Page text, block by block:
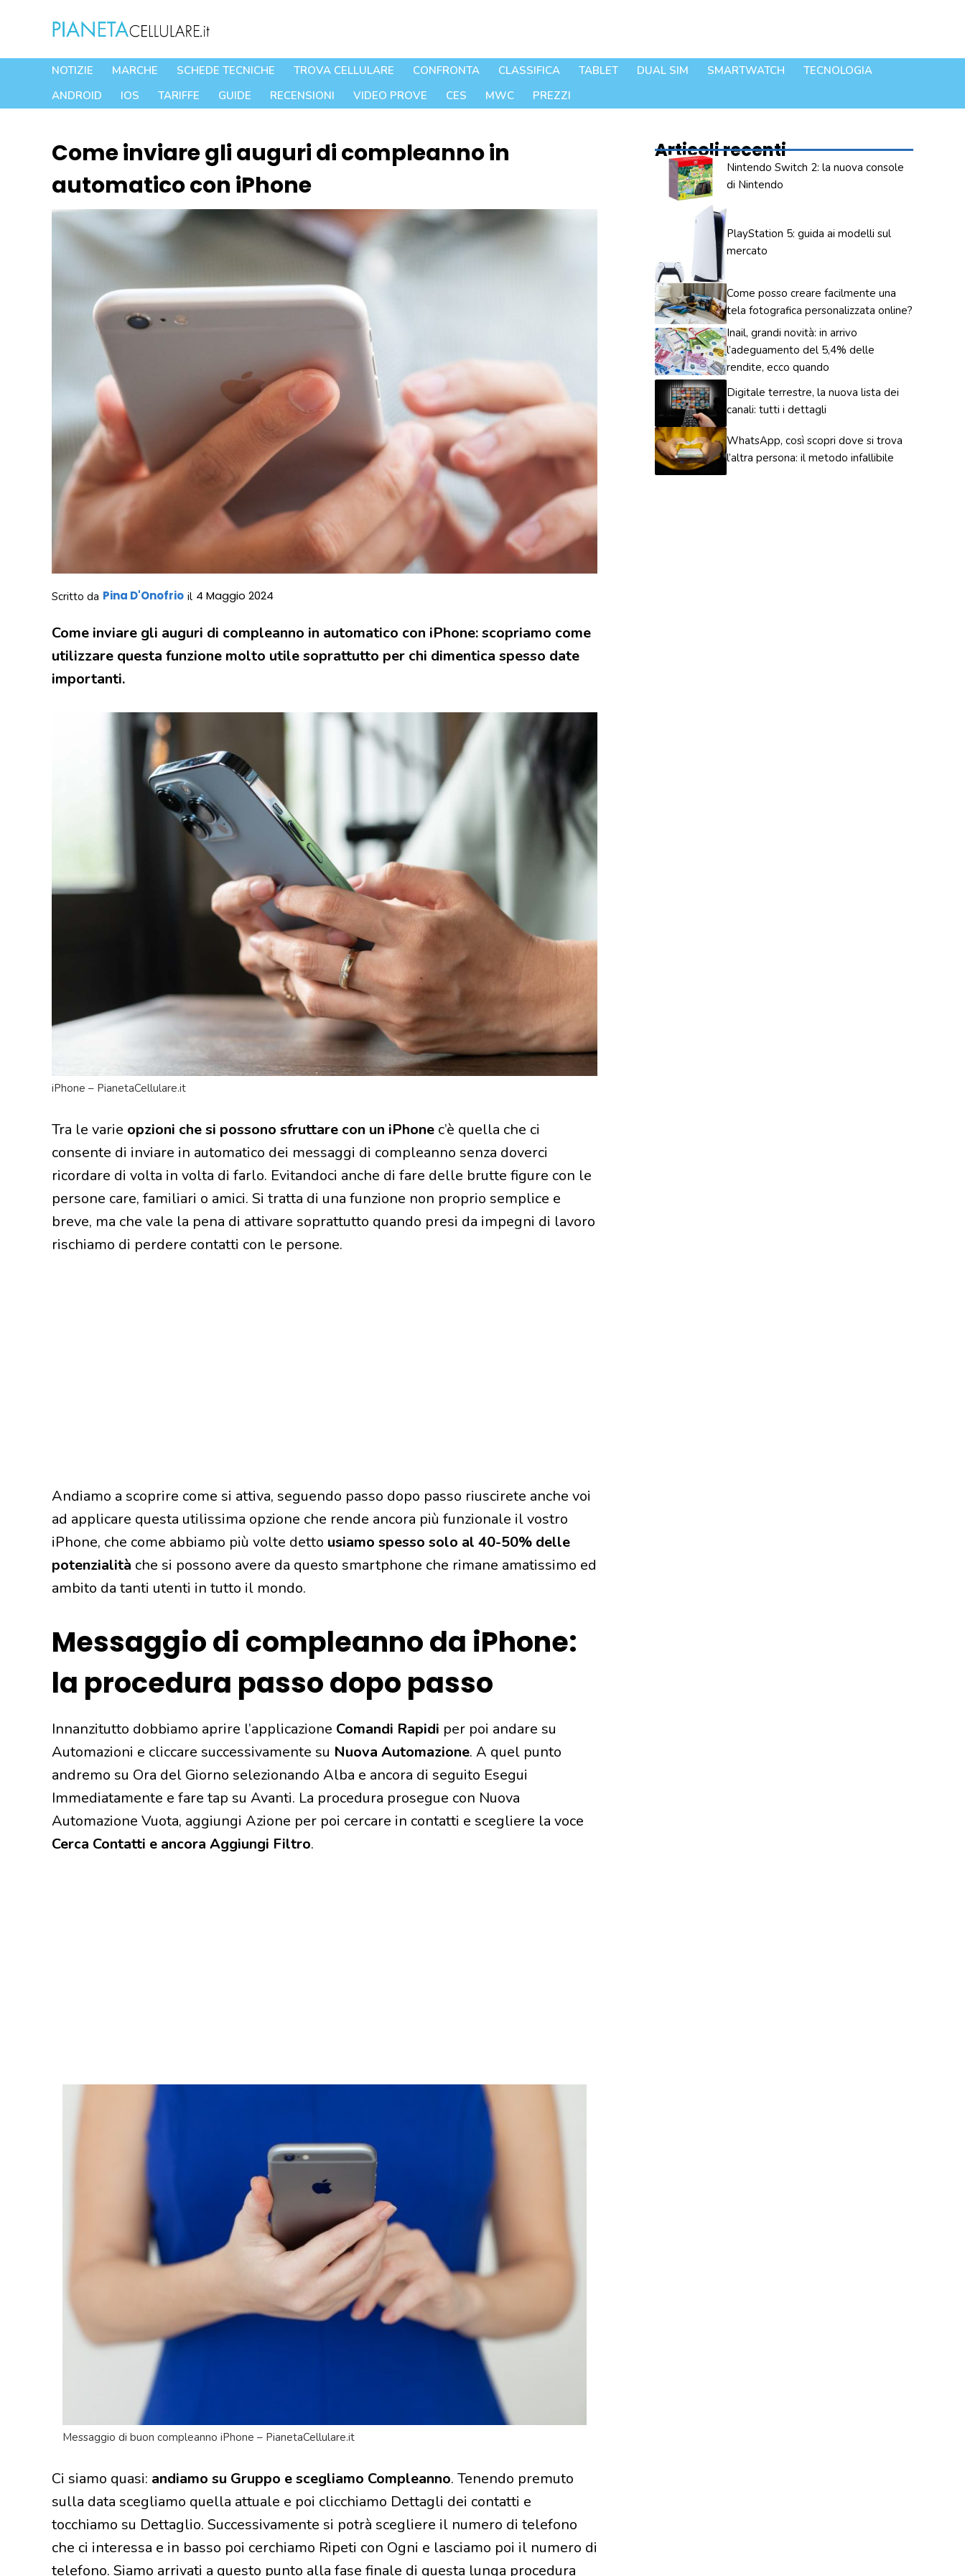
contenuto
NOTIZIE MARCHE SCHEDE TECNICHE TROVA CELLULARE CONFRONTA CLASSIFICA TABLET DUAL SIM SMARTWATCH
TECNOLOGIA
ANDROID
IOS TARIFFE GUIDE RECENSIONI VIDEO PROVE CES MWC PREZZI
Come inviare gli auguri di compleanno in
automatico con iPhone
Scritto da Pina D'Onofrio il 4 Maggio 2024
Come inviare gli auguri di compleanno in automatico con iPhone: scopriamo come
utilizzare questa funzione molto utile soprattutto per chi dimentica spesso date
importanti.
iPhone – PianetaCellulare.it
Tra le varie opzioni che si possono sfruttare con un iPhone c’è quella che ci
consente di inviare in automatico dei messaggi di compleanno senza doverci
ricordare di volta in volta di farlo. Evitandoci anche di fare delle brutte figure con le
persone care, familiari o amici. Si tratta di una funzione non proprio semplice e
breve, ma che vale la pena di attivare soprattutto quando presi da impegni di lavoro
rischiamo di perdere contatti con le persone.
Andiamo a scoprire come si attiva, seguendo passo dopo passo riuscirete anche voi
ad applicare questa utilissima opzione che rende ancora più funzionale il vostro
iPhone, che come abbiamo più volte detto usiamo spesso solo al 40-50% delle
potenzialità che si possono avere da questo smartphone che rimane amatissimo ed
ambito da tanti utenti in tutto il mondo.
Messaggio di compleanno da iPhone:
la procedura passo dopo passo
Innanzitutto dobbiamo aprire l’applicazione Comandi Rapidi per poi andare su
Automazioni e cliccare successivamente su Nuova Automazione. A quel punto
andremo su Ora del Giorno selezionando Alba e ancora di seguito Esegui
Immediatamente e fare tap su Avanti. La procedura prosegue con Nuova
Automazione Vuota, aggiungi Azione per poi cercare in contatti e scegliere la voce
Cerca Contatti e ancora Aggiungi Filtro.
Messaggio di buon compleanno iPhone – PianetaCellulare.it
Ci siamo quasi: andiamo su Gruppo e scegliamo Compleanno. Tenendo premuto
sulla data scegliamo quella attuale e poi clicchiamo Dettagli dei contatti e
tocchiamo su Dettaglio. Successivamente si potrà scegliere il numero di telefono
che ci interessa e in basso poi cerchiamo Ripeti con Ogni e lasciamo poi il numero di
telefono. Siamo arrivati a questo punto alla fase finale di questa lunga procedura
Articoli recenti
Nintendo Switch 2: la nuova console
di Nintendo
PlayStation 5: guida ai modelli sul
mercato
Come posso creare facilmente una
tela fotografica personalizzata online?
Inail, grandi novità: in arrivo
l’adeguamento del 5,4% delle
rendite, ecco quando
Digitale terrestre, la nuova lista dei
canali: tutti i dettagli
WhatsApp, così scopri dove si trova
l’altra persona: il metodo infallibile